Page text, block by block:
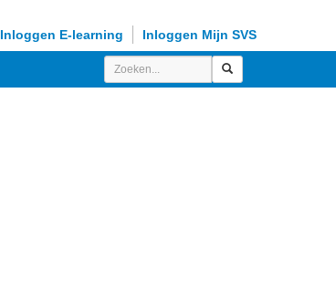
Inloggen E-learning Inloggen Mijn SVS